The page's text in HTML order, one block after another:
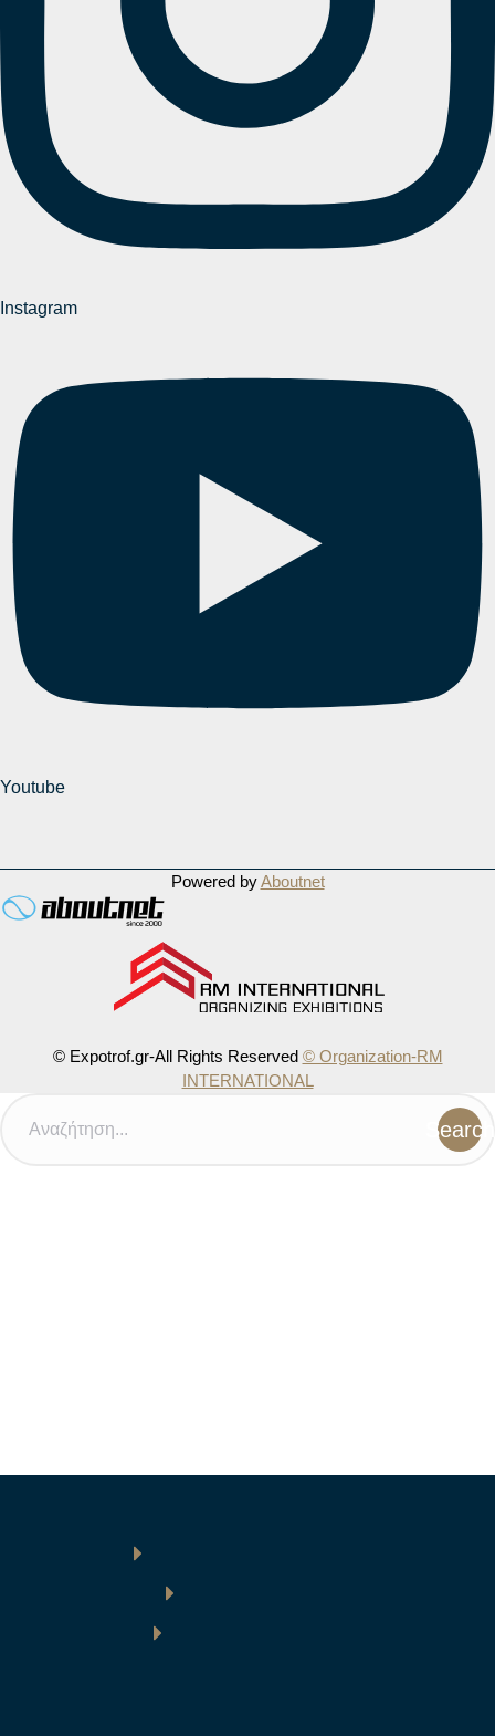
Instagram
Youtube
Powered byAboutnet
© Expotrof.gr-All Rights Reserved © Organization-RM
INTERNATIONAL
Search